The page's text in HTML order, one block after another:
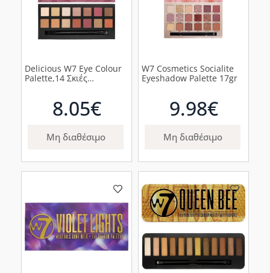
Delicious W7 Eye Colour
Palette,14 Σκιές
8.05€
Μη διαθέσιμο
W7 Cosmetics Socialite
Eyeshadow Palette 17gr
9.98€
Μη διαθέσιμο